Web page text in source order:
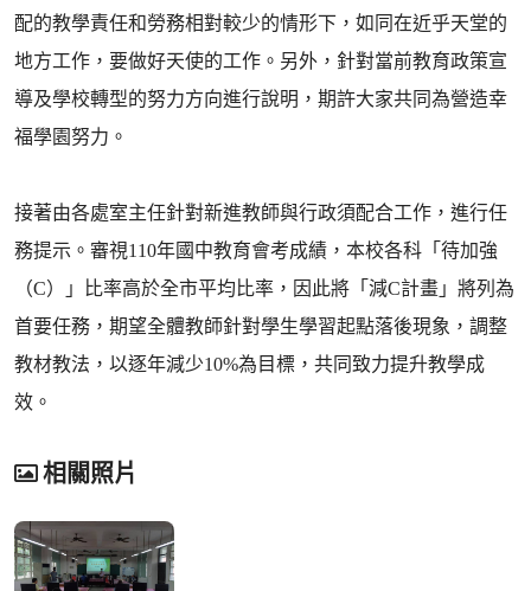
配的教學責任和勞務相對較少的情形下，如同在近乎天堂的
地方工作，要做好天使的工作。另外，針對當前教育政策宣
導及學校轉型的努力方向進行說明，期許大家共同為營造幸
福學園努力。
接著由各處室主任針對新進教師與行政須配合工作，進行任
務提示。審視110年國中教育會考成績，本校各科「待加強
（C）」比率高於全市平均比率，因此將「減C計畫」將列為
首要任務，期望全體教師針對學生學習起點落後現象，調整
教材教法，以逐年減少10%為目標，共同致力提升教學成
效。
相關照片